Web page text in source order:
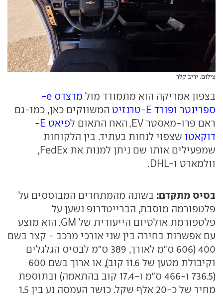
צילום: יריב קלר
בצפון אמריקה הוא מתמודד מול
מרצדס e-
ספרינטר ופורד E-טרנזיט
המשווקים כאן, כמו-גם
ראם פרו-מאסטר EV, האח התאום ל
פיאט E-
דוקאטו שצפוי לנחות בעתיד. בין הלקוחות
שמפעילים אותו שם ניתן למנות את FedEx,
וולמארט ו-DHL.
בסיס מתקדם: בשונה מהמתחרים המבוססים על
פלטפורמה מוסבת, הברייטדרופ נשען על
פלטפורמת אולטיום הייעודית של GM. הוא מוצע
עם אפשרות בחירה בין שני אורכי מרכב - קצר בשם
400 (606 ס"מ לאורך, 389 ס"מ לבסיס הגלגלים
וקיבולת מטען של 11.6 קוב), או ארוך בשם 600
(736.5 ו-466 ס"מ ו-17.4 קוב בהתאמה) ובתוספת
מחיר של כ-20 אלף שקל. כושר העמסה נע בין 1.5